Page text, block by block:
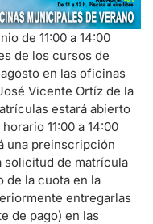
de 11:00 a 14:00
de los cursos de
en las oficinas
Vicente Ortíz de la
estará abierto
11:00 a 14:00
una preinscripción
solicitud de matrícula
de la cuota en la
entregarlas
de pago) en las